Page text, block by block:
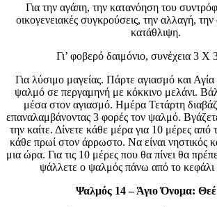
Για την αγάπη, την κατανόηση του
οικογενειακές συγκρούσεις, την αλλαγή, την
κατάθλιψη.
Γι’ φοβερό δαιμόνιο, συνέχεια 3 Χ
Για λύσιμο μαγείας. Πάρτε αγιασμό και
ψαλμό σε περγαμηνή με κόκκινο μελάνι.
μέσα στον αγιασμό. Ημέρα Τετάρτη
επαναλαμβάνοντας 3 φορές τον ψαλμό.
την καίτε. Δίνετε κάθε μέρα για 10 μέρες από
κάθε πρωί στον άρρωστο. Να είναι νηστικός
μια ώρα. Για τις 10 μέρες που θα πίνει θα
ψάλλετε ο ψαλμός πάνω από το κεφάλι
Ψαλμός 14 – Άγιο Όνομα: